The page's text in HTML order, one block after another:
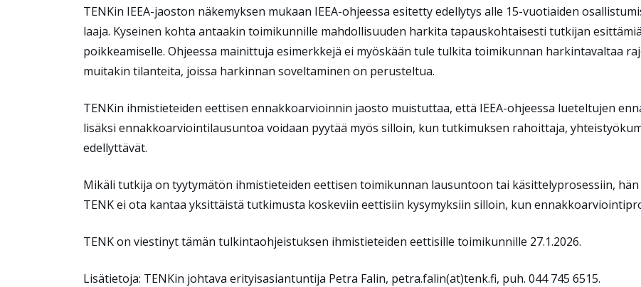
TENKin IEEA-jaoston näkemyksen mukaan IEEA-ohjeessa esitetty edellytys alle 15-vuotiaiden
laaja. Kyseinen kohta antaakin toimikunnille mahdollisuuden harkita tapauskohtaisesti tutkijan
poikkeamiselle. Ohjeessa mainittuja esimerkkejä ei myöskään tule tulkita toimikunnan harkintavaltaa
muitakin tilanteita, joissa harkinnan soveltaminen on perusteltua.
TENKin ihmistieteiden eettisen ennakkoarvioinnin jaosto muistuttaa, että IEEA-ohjeessa lueteltujen
lisäksi ennakkoarviointilausuntoa voidaan pyytää myös silloin, kun tutkimuksen rahoittaja,
edellyttävät.
Mikäli tutkija on tyytymätön ihmistieteiden eettisen toimikunnan lausuntoon tai käsittelyprosessiin,
TENK ei ota kantaa yksittäistä tutkimusta koskeviin eettisiin kysymyksiin silloin, kun
TENK on viestinyt tämän tulkintaohjeistuksen ihmistieteiden eettisille toimikunnille 27.1.2026.
Lisätietoja: TENKin johtava erityisasiantuntija Petra Falin, petra.falin(at)tenk.fi, puh. 044 745 6515.